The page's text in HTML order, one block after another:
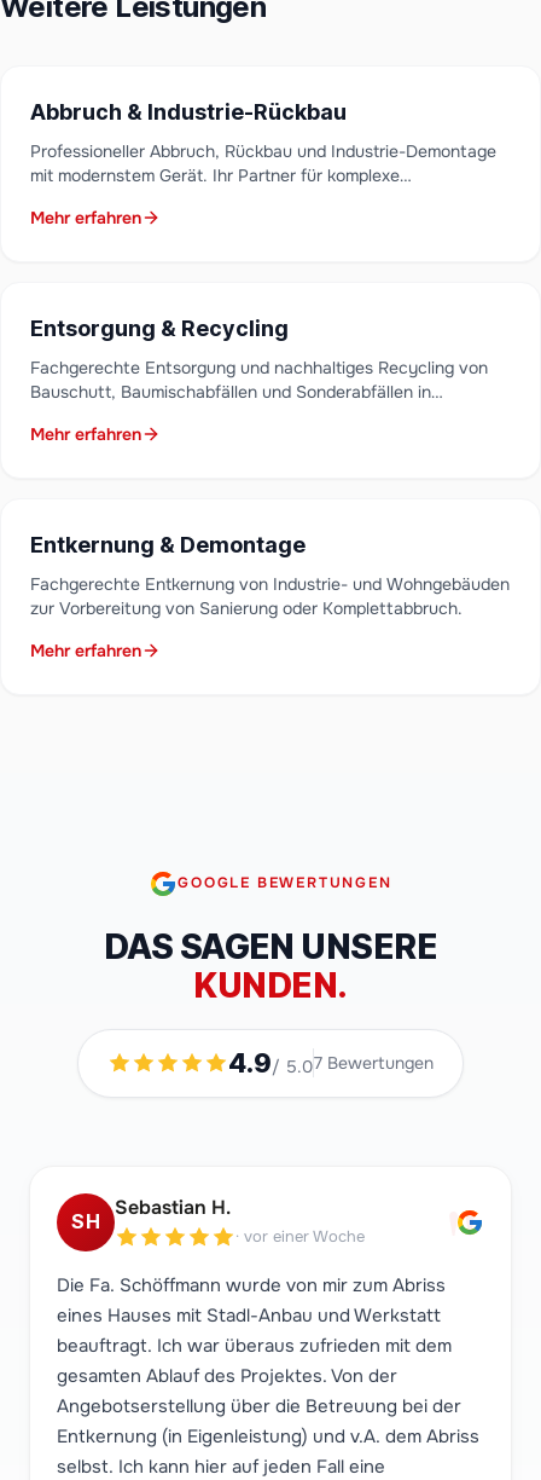
Abbruch & Industrie-Rückbau
Professioneller Abbruch, Rückbau und Industrie-Demontage
mit modernstem Gerät. Ihr Partner für komplexe
Mehr erfahren
Entsorgung & Recycling
Fachgerechte Entsorgung und nachhaltiges Recycling von
Bauschutt, Baumischabfällen und Sonderabfällen in
Mehr erfahren
Entkernung & Demontage
Fachgerechte Entkernung von Industrie- und Wohngebäuden
zur Vorbereitung von Sanierung oder Komplettabbruch.
Mehr erfahren
GOOGLE BEWERTUNGEN
DAS SAGEN UNSERE
KUNDEN.
4.9/ 5.07 Bewertungen
"
SH
Sebastian H.
· vor einer Woche
Die Fa. Schöffmann wurde von mir zum Abriss
eines Hauses mit Stadl-Anbau und Werkstatt
beauftragt. Ich war überaus zufrieden mit dem
gesamten Ablauf des Projektes. Von der
Angebotserstellung über die Betreuung bei der
Entkernung (in Eigenleistung) und v.A. dem Abriss
selbst. Ich kann hier auf jeden Fall eine